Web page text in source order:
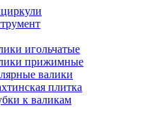
игольчатые
прижимные
валики
плитка
к валикам